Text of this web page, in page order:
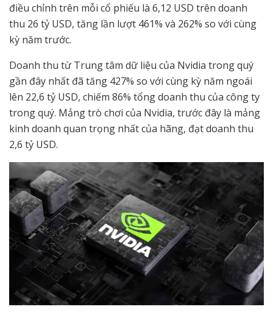
điều chỉnh trên mỗi cổ phiếu là 6,12 USD trên doanh
thu 26 tỷ USD, tăng lần lượt 461% và 262% so với cùng
kỳ năm trước.
Doanh thu từ Trung tâm dữ liệu của Nvidia trong quý
gần đây nhất đã tăng 427% so với cùng kỳ năm ngoái
lên 22,6 tỷ USD, chiếm 86% tổng doanh thu của công ty
trong quý. Mảng trò chơi của Nvidia, trước đây là mảng
kinh doanh quan trọng nhất của hãng, đạt doanh thu
2,6 tỷ USD.